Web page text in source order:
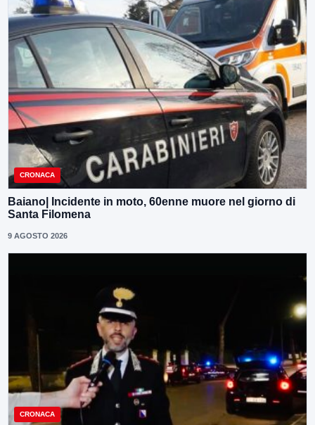
CRONACA
Baiano| Incidente in moto, 60enne muore nel giorno di
Santa Filomena
9 AGOSTO 2026
CRONACA